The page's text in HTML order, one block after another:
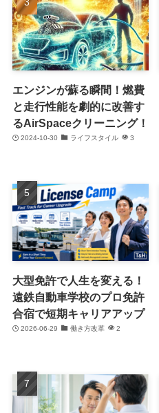
エンジンが蘇る瞬間！燃費
と走行性能を劇的に改善す
るAirSpaceクリーニング！
2024-10-30 ライフスタイル 3
大型免許で人生を変える！
遠鉄自動車学校のプロ免許
合宿で短期キャリアアップ
2026-06-29 働き方改革 2